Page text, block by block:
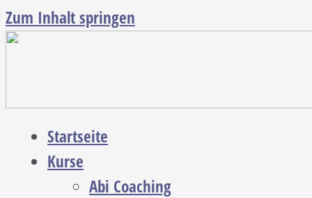
Zum Inhalt springen
Startseite
Kurse
Abi Coaching